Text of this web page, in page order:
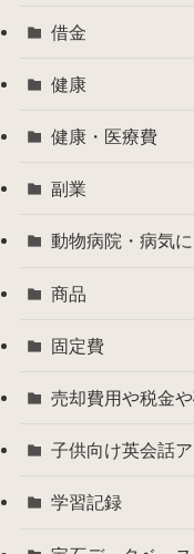
借金
健康
健康・医療費
副業
動物病院・病気
商品
固定費
売却費用や税金
子供向け英会話ア
学習記録